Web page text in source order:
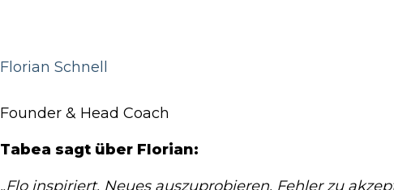
Florian Schnell
Founder & Head Coach
Tabea sagt über Florian:
„Flo inspiriert, Neues auszuprobieren, Fehler zu